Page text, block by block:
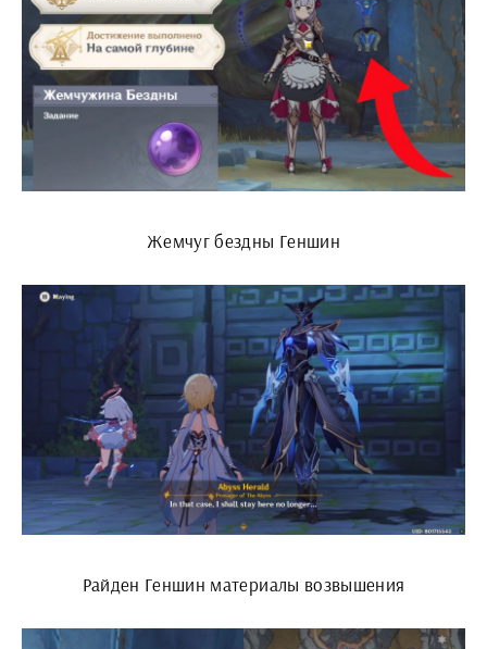
Жемчуг бездны Геншин
Райден Геншин материалы возвышения